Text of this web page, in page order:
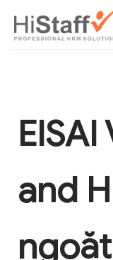
and
ngoặt